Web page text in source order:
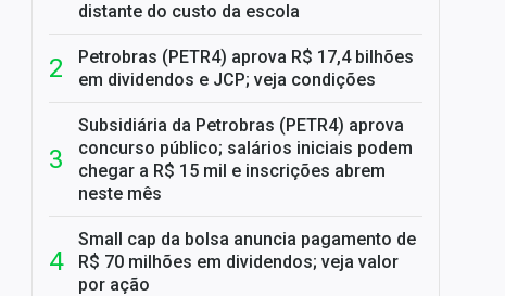
distante do custo da escola
Petrobras (PETR4) aprova R$ 17,4 bilhões
em dividendos e JCP; veja condições
Subsidiária da Petrobras (PETR4) aprova
concurso público; salários iniciais podem
chegar a R$ 15 mil e inscrições abrem
neste mês
Small cap da bolsa anuncia pagamento de
R$ 70 milhões em dividendos; veja valor
por ação